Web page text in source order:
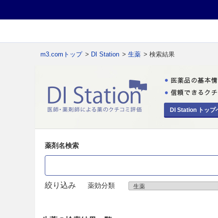
m3.comトップ > DI Station > 生薬 > 検索結果
DI Station トップ
薬剤名検索
絞り込み 薬効分類